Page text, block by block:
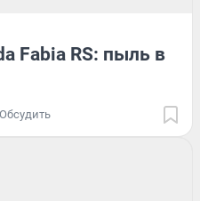
Fabia RS: пыль в
Обсудить